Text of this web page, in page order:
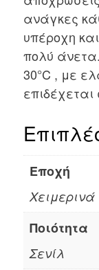
ανάγκες
υπέροχη
πολύ
30°C , με
Εποχή
Χειμερινά
Ποιότητα
Σενίλ